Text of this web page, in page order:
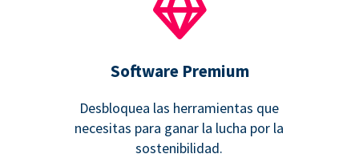
Software Premium
Desbloquea las herramientas que
necesitas para ganar la lucha por la
sostenibilidad.